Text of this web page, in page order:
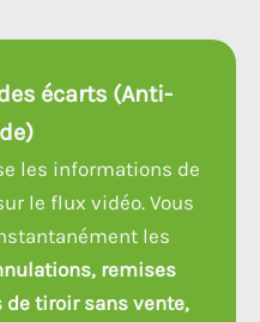
écarts (Anti-
les informations de
le flux vidéo. Vous
les
remises
tiroir sans vente,